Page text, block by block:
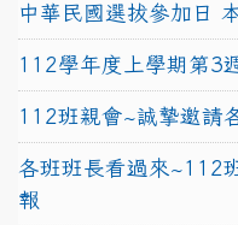
中華民國選拔參加日
112學年度上學期第3
112班親會~誠摯邀請
各班班長看過來~112
報